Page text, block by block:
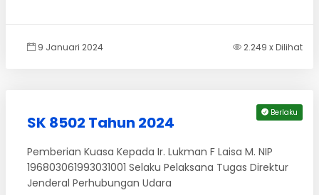
9 Januari 2024 2.249 x Dilihat
Berlaku
SK 8502 Tahun 2024
Pemberian Kuasa Kepada Ir. Lukman F Laisa M. NIP
196803061993031001 Selaku Pelaksana Tugas Direktur
Jenderal Perhubungan Udara